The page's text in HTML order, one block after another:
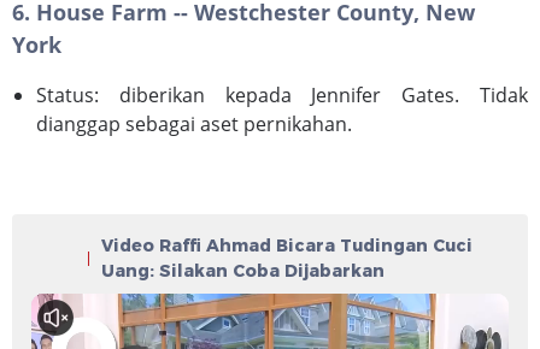
6. House Farm -- Westchester County, New
York
Status: diberikan kepada Jennifer Gates. Tidak
dianggap sebagai aset pernikahan.
Video Raffi Ahmad Bicara Tudingan Cuci
Uang: Silakan Coba Dijabarkan